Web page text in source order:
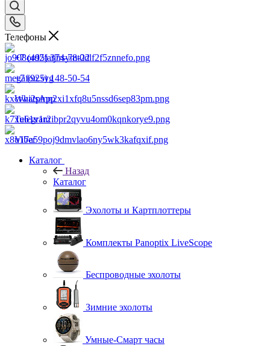
Телефоны
+7 (495) 374-78-22
+7 (925) 148-50-54
WhatsApp
Telegram
Viber
Каталог
Назад
Каталог
Эхолоты и Картплоттеры
Комплекты Panoptix LiveScope
Беспроводные эхолоты
Зимние эхолоты
Умные-Смарт часы